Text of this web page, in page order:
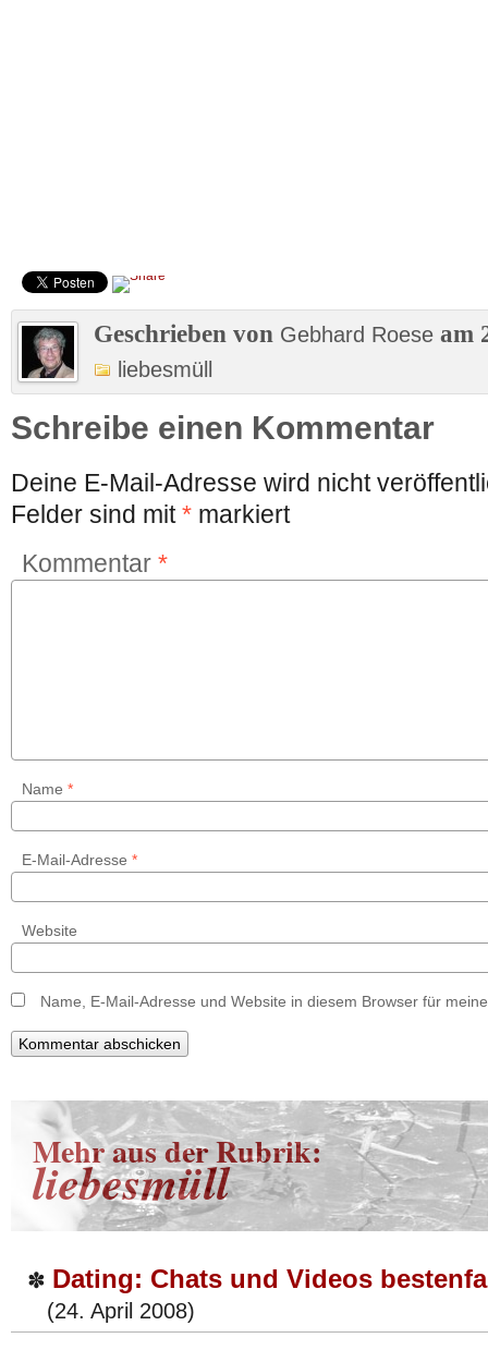
Geschrieben von Gebhard Roese am
liebesmüll
Schreibe einen Kommentar
Deine E-Mail-Adresse wird nicht
Felder sind mit* markiert
Kommentar *
Name *
E-Mail-Adresse *
Website
Name, E-Mail-Adresse und Website in diesem Browser für
Mehr aus der Rubrik:
liebesmüll
✽ Dating: Chats und Videos
(24. April 2008)